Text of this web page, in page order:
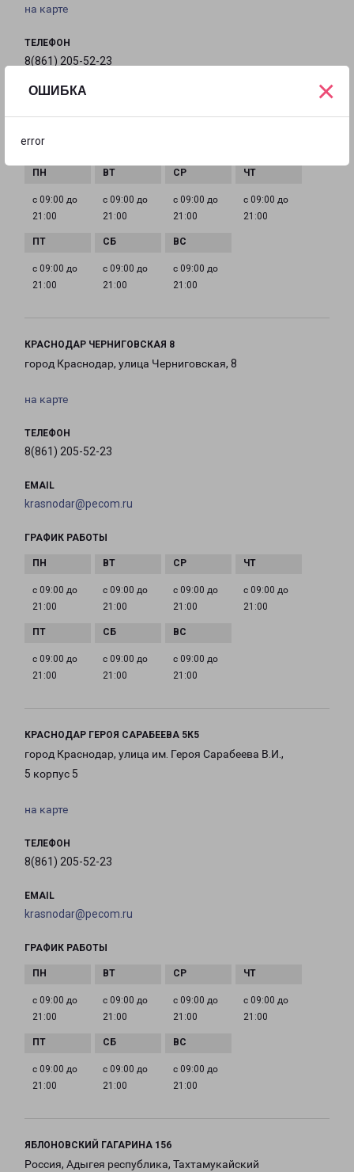
ОШИБКА
error
×
на карте
ТЕЛЕФОН
8(861) 205-52-23
EMAIL
krasnodar@pecom.ru
ГРАФИК РАБОТЫ
с 09:00 до
21:00
с 09:00 до
21:00
с 09:00 до
21:00
с 09:00 до
21:00
с 09:00 до
21:00
с 09:00 до
21:00
с 09:00 до
21:00
КРАСНОДАР ЧЕРНИГОВСКАЯ 8
город Краснодар, улица Черниговская, 8
на карте
ТЕЛЕФОН
8(861) 205-52-23
EMAIL
krasnodar@pecom.ru
ГРАФИК РАБОТЫ
с 09:00 до
21:00
с 09:00 до
21:00
с 09:00 до
21:00
с 09:00 до
21:00
с 09:00 до
21:00
с 09:00 до
21:00
с 09:00 до
21:00
КРАСНОДАР ГЕРОЯ САРАБЕЕВА 5К5
город Краснодар, улица им. Героя Сарабеева В.И.,
5 корпус 5
на карте
ТЕЛЕФОН
8(861) 205-52-23
EMAIL
krasnodar@pecom.ru
ГРАФИК РАБОТЫ
с 09:00 до
21:00
с 09:00 до
21:00
с 09:00 до
21:00
с 09:00 до
21:00
с 09:00 до
21:00
с 09:00 до
21:00
с 09:00 до
21:00
ЯБЛОНОВСКИЙ ГАГАРИНА 156
Россия, Адыгея республика, Тахтамукайский